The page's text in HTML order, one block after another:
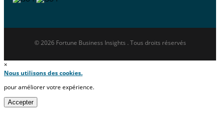
© 2026 Fortune Business Insights . Tous droits réservés
×
Nous utilisons des cookies.
pour améliorer votre expérience.
Accepter